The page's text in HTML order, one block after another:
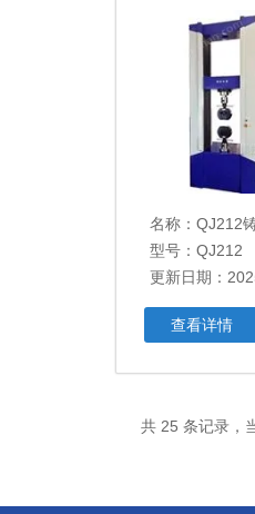
名称： QJ212
型号：QJ212
更新日期：
查看详情
共 25 条记录